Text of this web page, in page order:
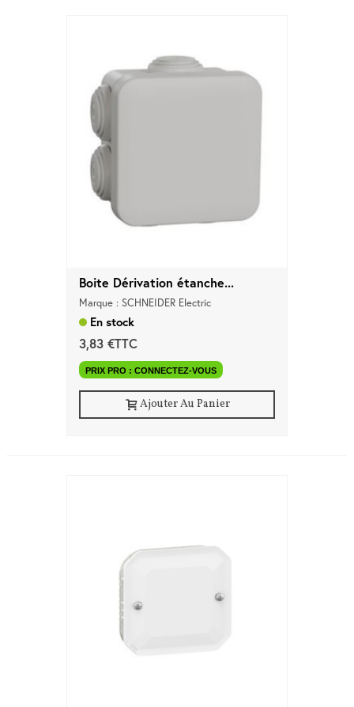
Boite Dérivation étanche...
Marque : SCHNEIDER Electric
En stock
3,83 €TTC
PRIX PRO : CONNECTEZ-VOUS
Ajouter Au Panier